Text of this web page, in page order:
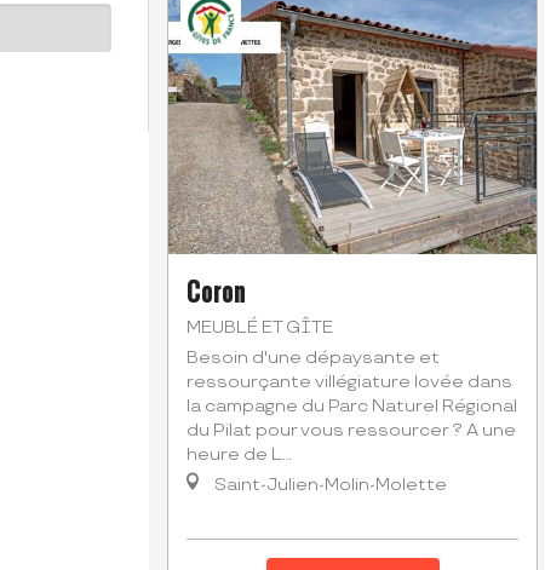
Coron
MEUBLÉ ET GÎTE
Besoin d'une dépaysante et
ressourçante villégiature lovée dans
la campagne du Parc Naturel Régional
du Pilat pour vous ressourcer ? A une
heure de L...
Saint-Julien-Molin-Molette